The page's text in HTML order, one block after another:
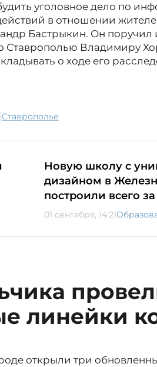
уголовное дело по
в отношении
Бастрыкин. Он поручил
Ставрополью Владимиру
о ходе его
| Ставрополье
Новую школу с
дизайном в
построили всего
01 сентября, 14:21
линейки
открыли три